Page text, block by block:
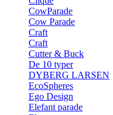
CowParade
Cow Parade
Craft
Craft
Cutter & Buck
De 10 typer
DYBERG LARSEN
EcoSpheres
Ego Design
Elefant parade